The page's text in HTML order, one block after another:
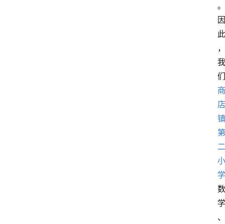
。
因
此
，
我
们
商
店
镇
第
二
小
学
数
学
、